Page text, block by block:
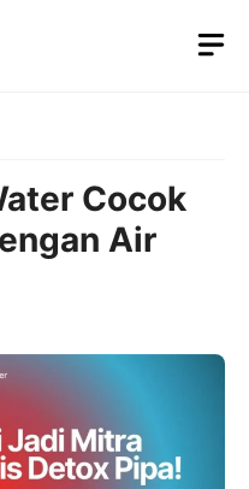
Cocok
Air